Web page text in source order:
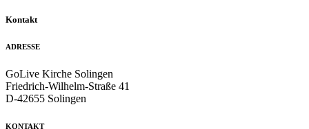
Kontakt
ADRESSE
GoLive Kirche Solingen
Friedrich-Wilhelm-Straße 41
D-42655 Solingen
KONTAKT